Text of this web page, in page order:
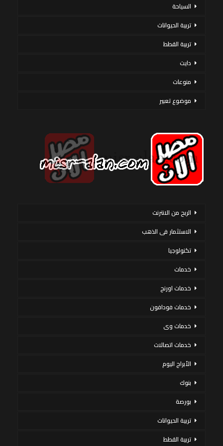
السياحة
تربية الحيوانات
تربية القطط
دايت
منوعات
موضوع تعبير
الربح من الانترنت
الاستثمار فى الذهب
تكنولوجيا
خدمات
خدمات اورنج
خدمات فودافون
خدمات وى
خدمات اتصالات
الأبراج اليوم
بنوك
بورصة
تربية الحيوانات
تربية القطط